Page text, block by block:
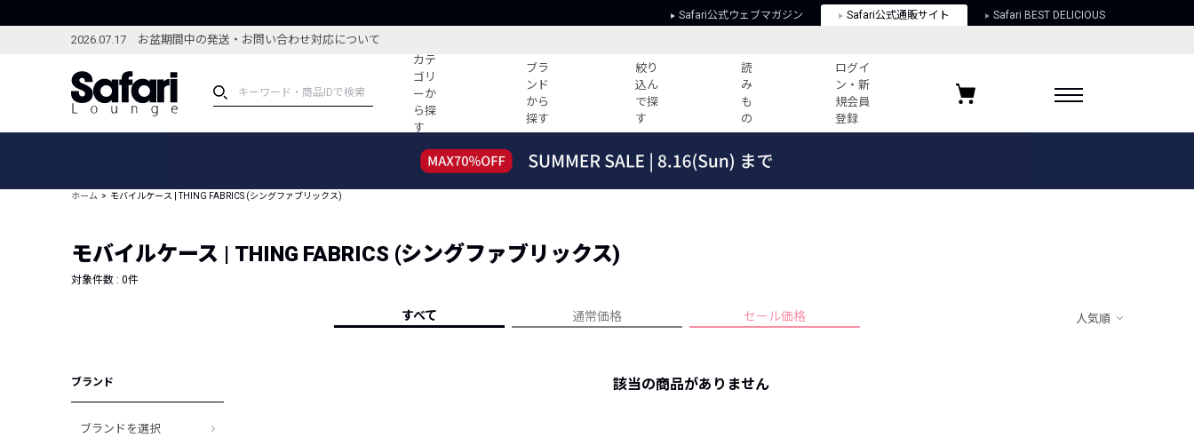
Safari公式ウェブマガジン Safari公式通販サイト Safari BEST DELICIOUS
2026.07.17 お盆期間中の発送・お問い合わせ対応について
カテ
ゴリ
ーか
ら探
す
ブラ
ンド
から
探す
絞り
込ん
で探
す
読
み
も
の
ログイ
ン・新
規会員
登録
ブランドから探す
新着アイテム
編集部のおすすめアイテム
特集記事
コーディネート
すべての記事
ーデ紹介
HOTなコーデ TOP20
人気記事ランキング
プライバシーポリシー
お気に入りブランド
ホーム モバイルケース | THING FABRICS (シングファブリックス)
モバイルケース | THING FABRICS (シングファブリックス)
対象件数 : 0件
すべて 通常価格 セール価格 人気順
ブランド
ブランドを選択
該当の商品がありません